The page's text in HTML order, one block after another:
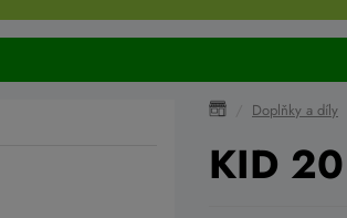
Doplňky a díly
KID 20